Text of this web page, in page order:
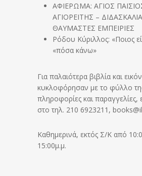
ΑΦΙΕΡΩΜΑ: ΑΓΙΟΣ
ΑΓΙΟΡΕΙΤΗΣ –
ΘΑΥΜΑΣΤΕΣ ΕΜΠΕΙΡΙΕΣ
Ρόδου Κύριλλος: «Ποιος
«πόσα κάνω»
Για παλαιότερα βιβλία και
κυκλοφόρησαν με το φύλλο
πληροφορίες και παραγγελίες,
στο τηλ. 210 6923211,
Καθημερινά, εκτός Σ/Κ από
15:00μ.μ.